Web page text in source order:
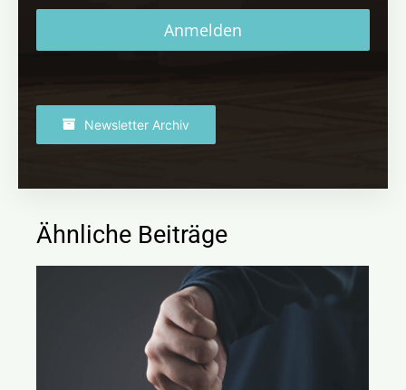
Anmelden
Newsletter Archiv
Ähnliche Beiträge